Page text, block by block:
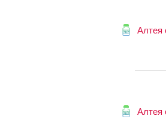
Алтея
Алтея